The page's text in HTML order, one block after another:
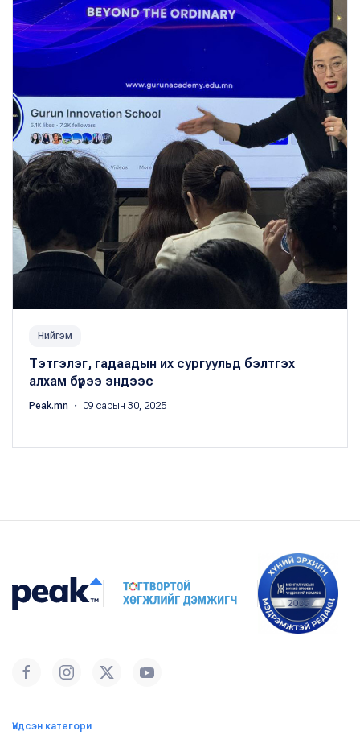
Нийгэм
Тэтгэлэг, гадаадын их сургуульд бэлтгэх
алхам бүрээ эндээс
Peak.mn ・ 09 сарын 30, 2025
Үндсэн категори